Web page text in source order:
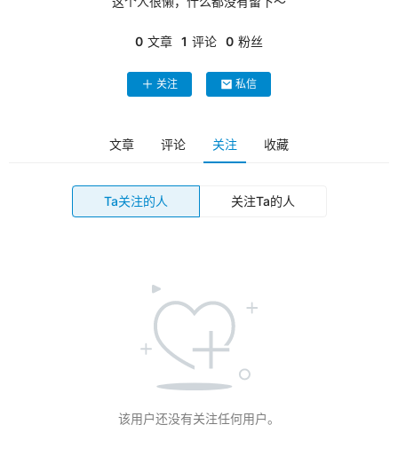
0 文章 1 评论 0 粉丝
关注 私信
文章 评论 关注 收藏
Ta关注的人 关注Ta的人
该用户还没有关注任何用户。